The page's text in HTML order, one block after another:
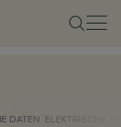
DATEN ELEKTRISCHE